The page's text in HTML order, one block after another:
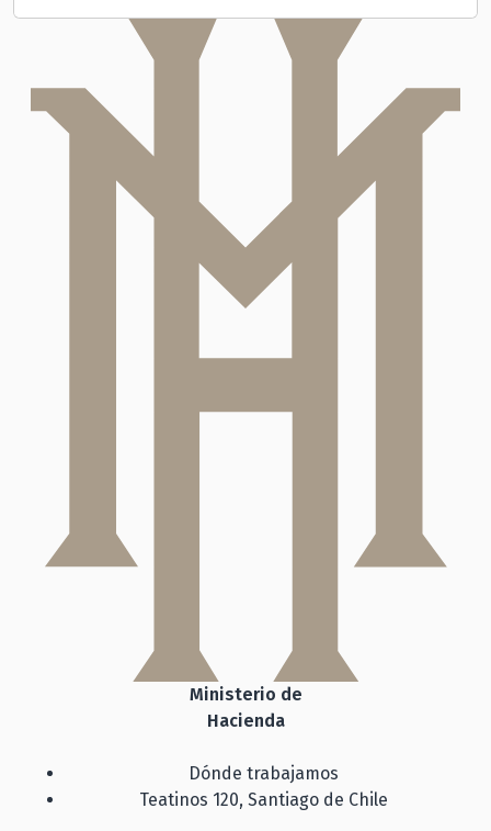
Ministerio de
Hacienda
Dónde trabajamos
Teatinos 120, Santiago de Chile